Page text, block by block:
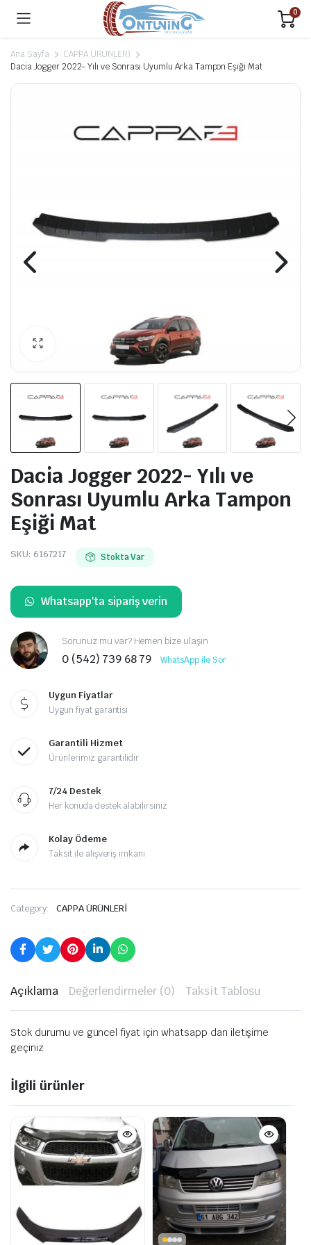
0
Ana Sayfa
CAPPA ÜRÜNLERİ
Dacia Jogger 2022- Yılı ve Sonrası Uyumlu Arka Tampon Eşiği Mat
Dacia Jogger 2022- Yılı ve
Sonrası Uyumlu Arka Tampon
Eşiği Mat
SKU: 6167217 Stokta Var
Whatsapp'ta sipariş verin
Sorunuz mu var? Hemen bize ulaşın
0 (542) 739 68 79 WhatsApp ile Sor
Uygun Fiyatlar
Uygun fiyat garantisi
Garantili Hizmet
Ürünlerimiz garantilidir
7/24 Destek
Her konuda destek alabilirsiniz
Kolay Ödeme
Taksit ile alışveriş imkanı
Category: CAPPA ÜRÜNLERİ
Açıklama Değerlendirmeler (0) Taksit Tablosu
Stok durumu ve güncel fiyat için whatsapp dan iletişime
geçiniz
İlgili ürünler